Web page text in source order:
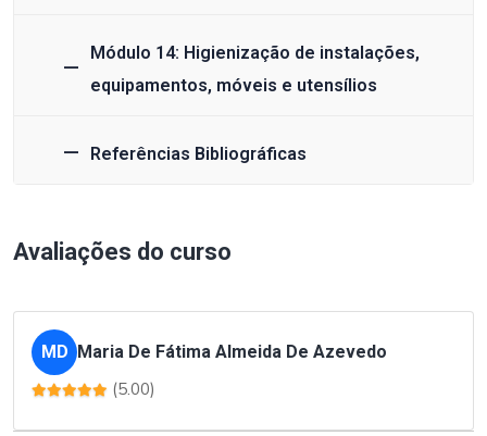
Módulo 14: Higienização de instalações,
equipamentos, móveis e utensílios
Referências Bibliográficas
Avaliações do curso
MD Maria De Fátima Almeida De Azevedo
(5.00)